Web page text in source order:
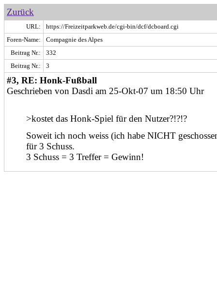
Zurück
URL:
https://Freizeitparkweb.de/cgi-bin/dcf/dcboard.cgi
Foren-Name:
Compagnie des Alpes
Beitrag Nr.:
332
Beitrag Nr.:
3
#3, RE: Honk-Fußball
Geschrieben von Dasdi am 25-Okt-07 um 18:50 Uhr
>kostet das Honk-Spiel für den Nutzer?!?!?
Soweit ich noch weiss (ich habe NICHT
für 3 Schuss.
3 Schuss = 3 Treffer = Gewinn!